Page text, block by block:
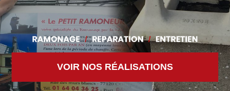
VOIR NOS RÉALISATIONS